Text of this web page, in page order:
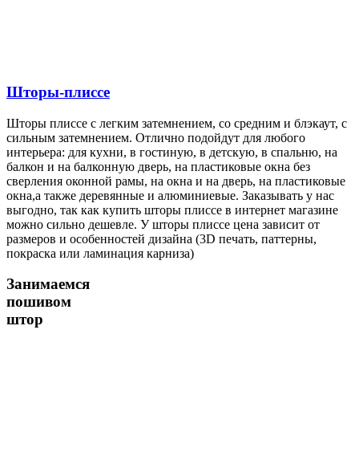
Шторы-плиссе
Шторы плиссе с легким затемнением, со средним и блэкаут, с
сильным затемнением. Отлично подойдут для любого
интерьера: для кухни, в гостиную, в детскую, в спальню, на
балкон и на балконную дверь, на пластиковые окна без
сверления оконной рамы, на окна и на дверь, на пластиковые
окна,а также деревянные и алюминиевые. Заказывать у нас
выгодно, так как купить шторы плиссе в интернет магазине
можно сильно дешевле. У шторы плиссе цена зависит от
размеров и особенностей дизайна (3D печать, паттерны,
покраска или ламинация карниза)
Занимаемся
пошивом
штор